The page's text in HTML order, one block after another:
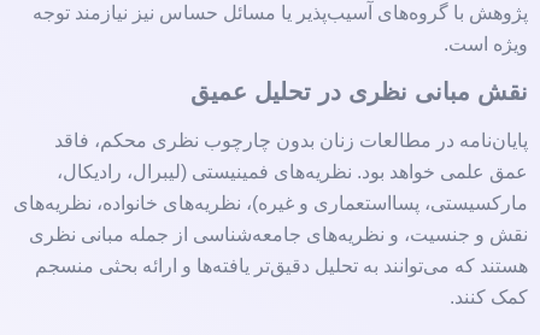
پژوهش با گروه‌های آسیب‌پذیر یا مسائل حساس نیز نیازمند توجه
ویژه است.
نقش مبانی نظری در تحلیل عمیق
پایان‌نامه در مطالعات زنان بدون چارچوب نظری محکم، فاقد
عمق علمی خواهد بود. نظریه‌های فمینیستی (لیبرال، رادیکال،
مارکسیستی، پسااستعماری و غیره)، نظریه‌های خانواده، نظریه‌های
نقش و جنسیت، و نظریه‌های جامعه‌شناسی از جمله مبانی نظری
هستند که می‌توانند به تحلیل دقیق‌تر یافته‌ها و ارائه بحثی منسجم
کمک کنند.